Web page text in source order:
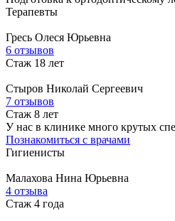
Терапевты
Гресь Олеся Юрьевна
6 отзывов
Стаж 18 лет
Стыров Николай Сергеевич
7 отзывов
Стаж 8 лет
У нас в клинике много крутых
Познакомиться с врачами
Гигиенисты
Малахова Нина Юрьевна
4 отзыва
Стаж 4 года